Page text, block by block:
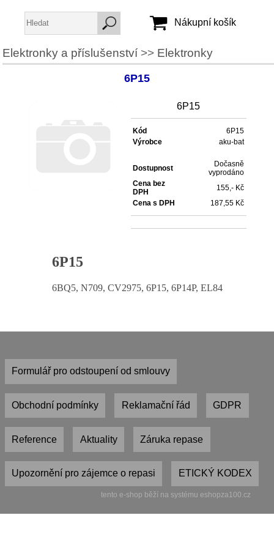
Jméno:
Vytvořit účet
Zapomenuté heslo
Nákupní košík
Elektronky a příslušenství>> Elektronky
6P15
6P15
Kód
6P15
Výrobce
aku-bat
Dostupnost
Dočasně
vyprodáno
Cena bez
DPH
155,- Kč
Cena s DPH
187,55 Kč
6P15
6BQ5, N709, CV2975, 6P15, 6P14P, EL84
Formulář pro odstoupení od smlouvy
Obchodní podmínky Reklamační řád GDPR
Reference Aktuality Záruka repase
Upozornění pro zájemce o repasi ETICKÝ KODEX
tento e-shop běží na systému eshopza100.cz